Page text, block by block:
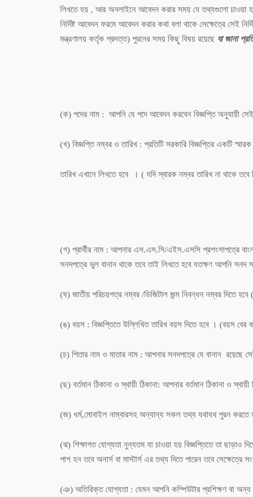
লিখতে হয় , আর অনলাইনে আবেদন করার সময় যে তথ্যগুলো চাওয়া
নির্দিষ্ট আবেদন ফরমে আবেদন করার কথা বলা থাকে সেক্ষেত্রে সেই
মন্ত্রণালয় কর্তৃক প্রদত্ত) পুরনের সময় কিছু বিষয় রয়েছে যা জানা
(ক) পদের নাম : আপনি যে পদে আবেদন করবেন বিজ্ঞপ্তি অনুযায়ী
(খ) বিজ্ঞপ্তি নম্বর ও তারিখ : প্রতিটি সরকারি বিজ্ঞপ্তির একটি
তারিখ এখানে লিখতে হবে । ( যদি স্বারক নম্বর তারিখ না থাকে তবে
(গ) প্রার্থীর নাম : আপনার এস.এস.সি/এইস.এসসি প্রশংসাপত্রে
সনদপত্রে ভুল বানান থাকে তবে তাই লিখতে হবে যতক্ষণ আপনি সনদ
(ঘ) জাতীয় পরিচয়পত্র নম্বর /ডিজিটাল জন্ম নিবন্ধন নম্বর দিতে
(ঙ) বয়স : বিজ্ঞপ্তিতে উল্লিখিত তারিখ বয়স দিতে হবে । (বয়স বের
(চ) পিতার নাম ও মাতার নাম : আপনার সনদপত্রে যে বানান রয়েছে
(ছ) বর্তমান ঠিকানা ও স্থায়ী ঠিকানা: আপনার বর্তমান ঠিকানা ও
(জ) ধর্ম,মোবাইল নাম্বারসহ অন্যান্য সকল তথ্য যথাযথ পুরন করতে
(ঝ) শিক্ষাগত যোগ্যতা নুন্যতম যা চাওয়া হয় বিজ্ঞপ্তিতে তা ছাড়াও
পাশ হন তবে অনার্স বা মাস্টার্স এর তথ্য দিতে পারেন তবে সেক্ষেত্রে
(ঞ) অতিরিক্ত যোগ্যতা : যেমন আপনি কম্পিউটার প্রশিক্ষণ বা অন্য